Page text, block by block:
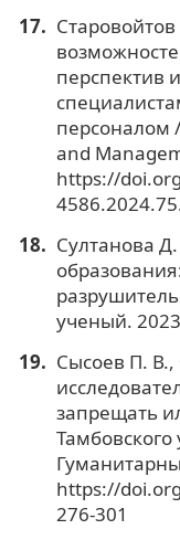
перспектив
персоналом
and
https://
Султанова Д.
ученый.
Сысоев П. В.,
запрещать
https://
276-301